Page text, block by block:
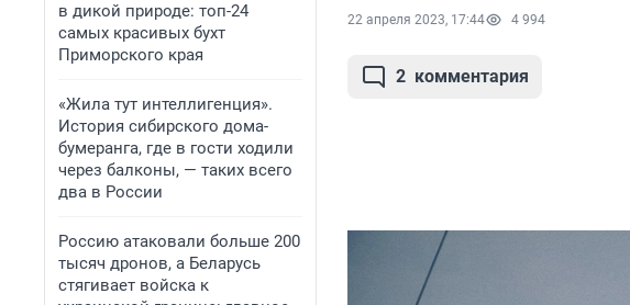
в дикой природе: топ-24
самых красивых бухт
Приморского края
«Жила тут интеллигенция».
История сибирского дома-
бумеранга, где в гости ходили
через балконы, — таких всего
два в России
Россию атаковали больше 200
тысяч дронов, а Беларусь
стягивает войска к
22 апреля 2023, 17:44 4 994
2 комментария